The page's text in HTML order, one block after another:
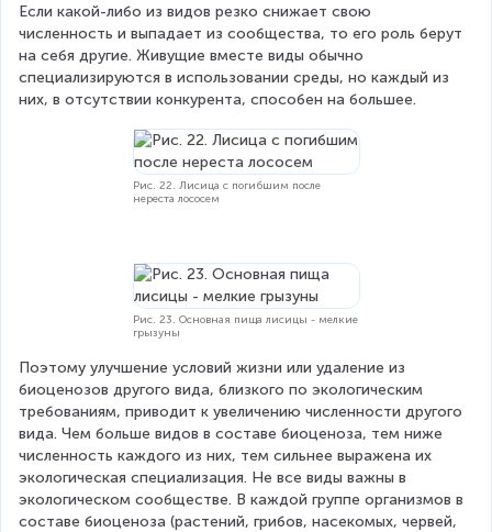
Если какой-либо из видов резко снижает свою
численность и выпадает из сообщества, то его роль берут
на себя другие. Живущие вместе виды обычно
специализируются в использовании среды, но каждый из
них, в отсутствии конкурента, способен на большее.
Рис. 22. Лисица с погибшим после
нереста лососем
Рис. 23. Основная пища лисицы - мелкие
грызуны
Поэтому улучшение условий жизни или удаление из
биоценозов другого вида, близкого по экологическим
требованиям, приводит к увеличению численности другого
вида. Чем больше видов в составе биоценоза, тем ниже
численность каждого из них, тем сильнее выражена их
экологическая специализация. Не все виды важны в
экологическом сообществе. В каждой группе организмов в
составе биоценоза (растений, грибов, насекомых, червей,